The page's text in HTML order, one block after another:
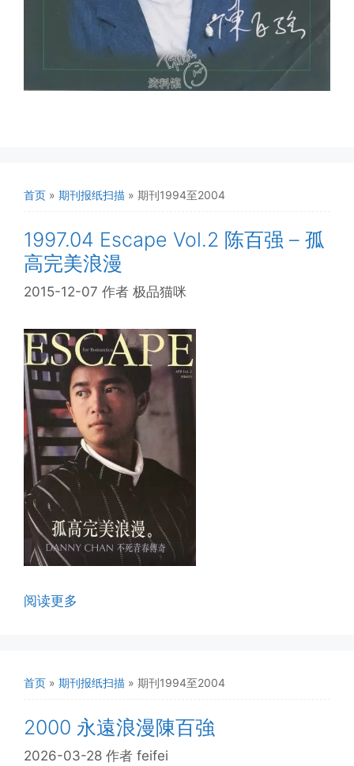
首页 » 期刊报纸扫描 » 期刊1994至2004
1997.04 Escape Vol.2 陈百强 – 孤
高完美浪漫
2015-12-07 作者 极品猫咪
阅读更多
首页 » 期刊报纸扫描 » 期刊1994至2004
2000 永遠浪漫陳百強
2026-03-28 作者 feifei